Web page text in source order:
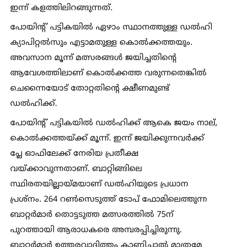
ഇന്ന് കളത്തിലിറങ്ങുന്നത്.
പോയിന്‍റ് പട്ടികയില്‍ ഏഴാം സ്ഥാനത്തുള്ള ഡല്‍ഹി
ക്യാപിറ്റല്‍സും എട്ടാമതുള്ള കൊല്‍ക്കത്തയും.
അവസാന മൂന്ന് മത്സരങ്ങള്‍ ജയിച്ചതിന്‍റെ
ആവേശത്തിലാണ് കൊല്‍ക്കത്ത വരുന്നതെങ്കില്‍
ചെന്നൈയോട് തോറ്റതിന്‍റെ ക്ഷീണമുണ്ട്
ഡല്‍ഹിക്ക്.
പോയിന്‍റ് പട്ടികയില്‍ ഡല്‍ഹിക്ക് ആകെ ജയം നാല്,
കൊല്‍ക്കത്തയ്ക്ക് മൂന്ന്. ഇന്ന് ജയിക്കുന്നവർക്ക്
പ്ലേ ഓഫിലേക്ക് നേരിയ പ്രതീക്ഷ
വയ്ക്കാവുന്നതാണ്. ബാറ്റിങ്ങിലെ
സ്ഥിരതയില്ലായ്മയാണ് ഡല്‍ഹിയുടെ പ്രധാന
പ്രശ്നം. 264 റണ്‍സെടുത്ത് ടോപ് ഫോമിലെത്തുന്ന
ബാറ്റർമാർ തൊട്ടടുത്ത മത്സരത്തില്‍ 75ന്
പുറത്തായി ആരാധകരെ അമ്പരപ്പിച്ചിരുന്നു.